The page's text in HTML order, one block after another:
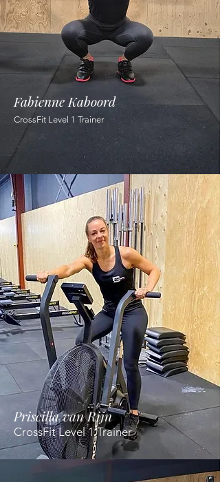
professionele manier over te brengen
naar onze leden. Voor jong en oud, voor
gevorderde sporters, maar zeker ook
starters!
Het aanleren van de technieken
gebeurt tijdens de lessen, hierbij wordt
er goed op uw houding gelet om
blessures te voorkomen.
Fabienne Kaboord
CrossFit Level 1 Trainer
Priscilla van Rijn
CrossFit Level 1 Trainer